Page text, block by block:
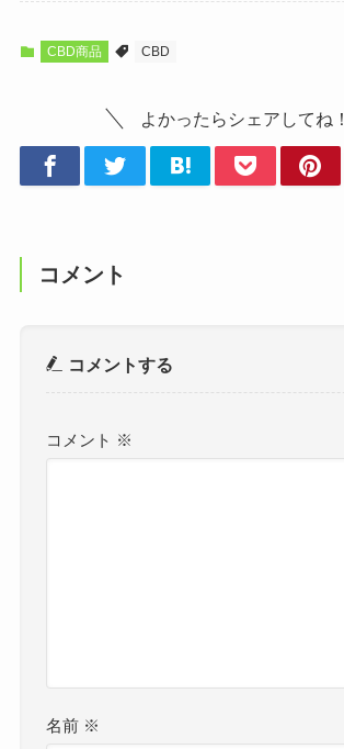
CBD商品 CBD
よかったらシェアしてね！
コメント
コメントする
コメント ※
名前 ※